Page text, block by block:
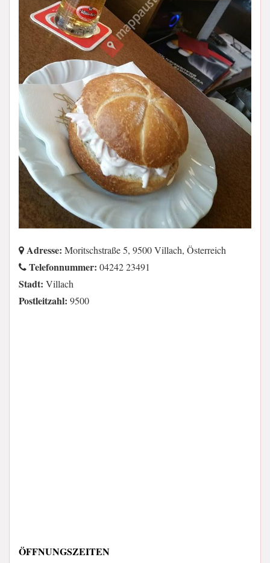
Adresse: Moritschstraße 5, 9500 Villach, Österreich
Telefonnummer: 04242 23491
Stadt: Villach
Postleitzahl: 9500
ÖFFNUNGSZEITEN